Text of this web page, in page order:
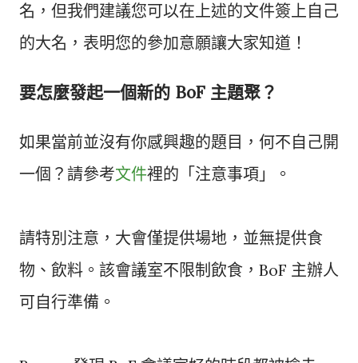
名，但我們建議您可以在上述的文件簽上自己
的大名，表明您的參加意願讓大家知道！
要怎麼發起一個新的 BoF 主題聚？
如果當前並沒有你感興趣的題目，何不自己開
一個？請參考文件裡的「注意事項」。
請特別注意，大會僅提供場地，並無提供食
物、飲料。該會議室不限制飲食，BoF 主辦人
可自行準備。